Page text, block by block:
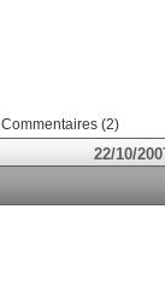
Commentaires (2)
22/10/